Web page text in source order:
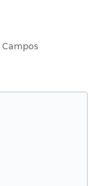
Campos